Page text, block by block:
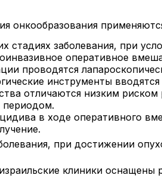
онкообразования
стадиях заболевания, при
оперативное
проводятся
инструменты
отличаются низким
периодом.
в ходе оперативного
при достижении
клиники